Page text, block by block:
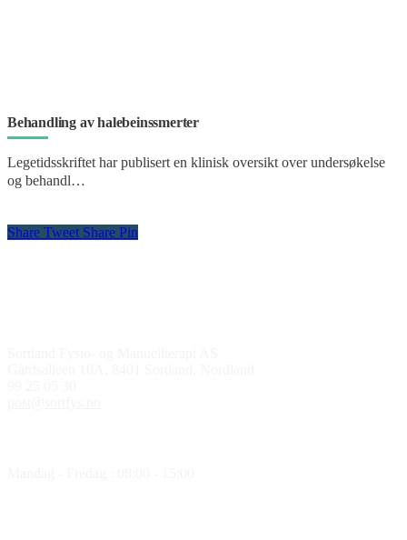
Behandling av halebeinssmerter
Legetidsskriftet har publisert en klinisk oversikt over undersøkelse
og behandl…
Share Tweet Share Pin